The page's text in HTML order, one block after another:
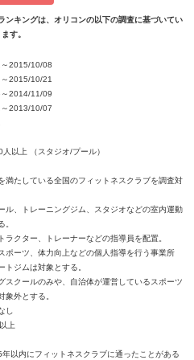
ンキングは、オリコンの以下の調査に基づいてい
ます。
2015/10/08
2015/10/21
2014/11/09
2013/10/07
以上 （スタジオ/プール）
満たしている全国のフィットネスクラブを調査対
ル、トレーニングジム、スタジオなどの室内運動
。
ラクター、トレーナーなどの指導員を配置。
ポーツ、体力向上などの個人指導を行う事業所
トジムは対象とする。
スクールのみや、自治体が運営しているスポーツ
象外とする。
し
上
年以内にフィットネスクラブに通ったことがある